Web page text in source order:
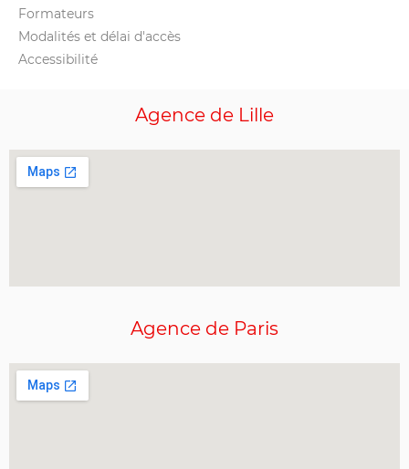
Formateurs
Modalités et délai d'accès
Accessibilité
Agence de Lille
Agence de Paris